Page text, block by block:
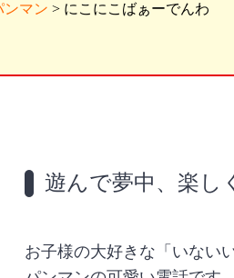
ンマン > にこにこばぁーでんわ
遊んで夢中、楽し
お子様の大好きな「いない